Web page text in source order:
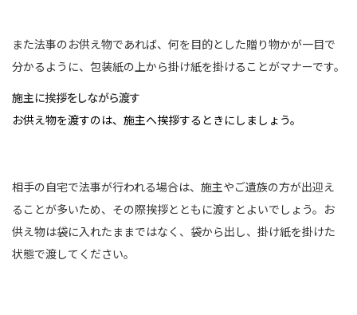
また法事のお供え物であれば、何を目的とした贈り物かが一目で
分かるように、包装紙の上から掛け紙を掛けることがマナーです。
施主に挨拶をしながら渡す
お供え物を渡すのは、施主へ挨拶するときにしましょう。
相手の自宅で法事が行われる場合は、施主やご遺族の方が出迎え
ることが多いため、その際挨拶とともに渡すとよいでしょう。お
供え物は袋に入れたままではなく、袋から出し、掛け紙を掛けた
状態で渡してください。